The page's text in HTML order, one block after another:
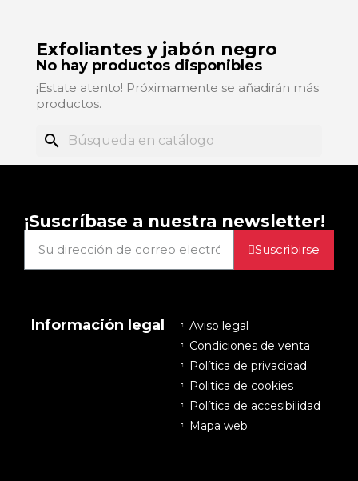
Exfoliantes y jabón negro
No hay productos disponibles
¡Estate atento! Próximamente se añadirán más
productos.
search
¡Suscríbase a nuestra newsletter!
Suscribirse
Información legal
Aviso legal
Condiciones de venta
Política de privacidad
Politica de cookies
Política de accesibilidad
Mapa web